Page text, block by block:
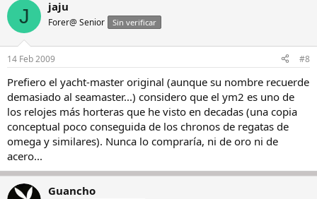
J jaju
Forer@ Senior Sin verificar
14 Feb 2009 #8
Prefiero el yacht-master original (aunque su nombre recuerde
demasiado al seamaster...) considero que el ym2 es uno de
los relojes más horteras que he visto en decadas (una copia
conceptual poco conseguida de los chronos de regatas de
omega y similares). Nunca lo compraría, ni de oro ni de
acero...
Guancho